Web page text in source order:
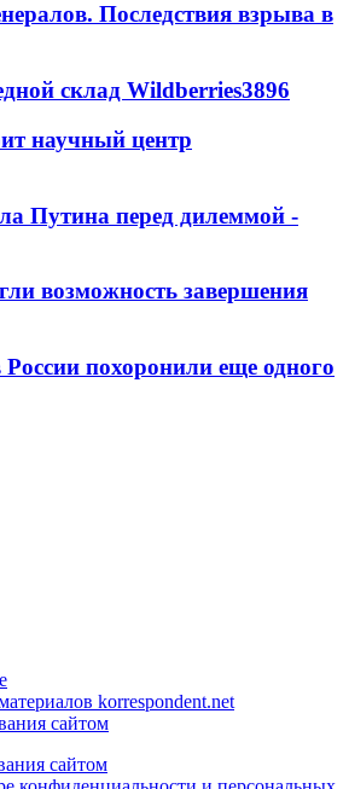
Последствия взрыва в
склад Wildberries3896
научный центр
Путина перед дилеммой -
возможность завершения
похоронили еще одного
korrespondent.net
сайтом
сайтом